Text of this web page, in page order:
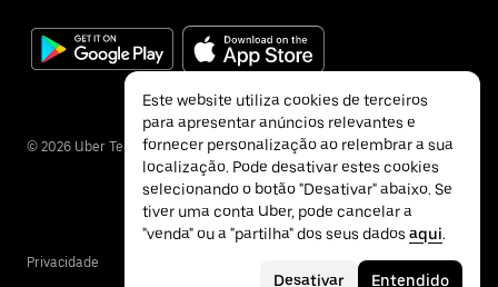
© 2026 Uber Technologies Inc.
Privacidade
Este website utiliza cookies de terceiros
para apresentar anúncios relevantes e
fornecer personalização ao relembrar a sua
localização. Pode desativar estes cookies
selecionando o botão "Desativar" abaixo. Se
tiver uma conta Uber, pode cancelar a
"venda" ou a "partilha" dos seus dados aqui.
Desativar Entendido